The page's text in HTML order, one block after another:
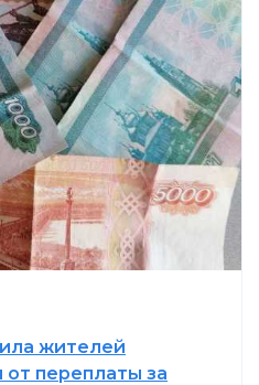
жителей
от переплаты за